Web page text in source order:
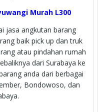
Murah L300
jasa angkutan barang
baik pick up dan truk
atau pindahan rumah
dari Surabaya ke
anda dari berbagai
Bondowoso, dan